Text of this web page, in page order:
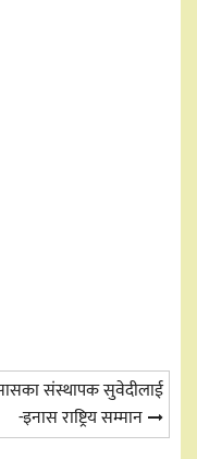
संस्थापक सुवेदीलाई
-इनास राष्ट्रिय सम्मान